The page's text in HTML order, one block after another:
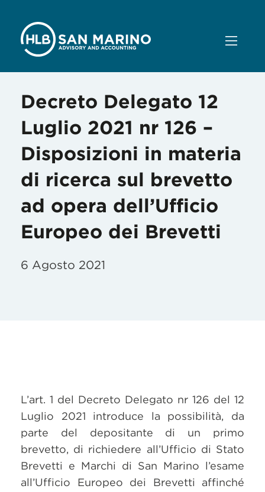
Decreto Delegato 12
Luglio 2021 nr 126 –
Disposizioni in materia
di ricerca sul brevetto
ad opera dell’Ufficio
Europeo dei Brevetti
6 Agosto 2021
L’art. 1 del Decreto Delegato nr 126 del 12
Luglio 2021 introduce la possibilità, da
parte del depositante di un primo
brevetto, di richiedere all’Ufficio di Stato
Brevetti e Marchi di San Marino l’esame
all’Ufficio Europeo dei Brevetti affinché